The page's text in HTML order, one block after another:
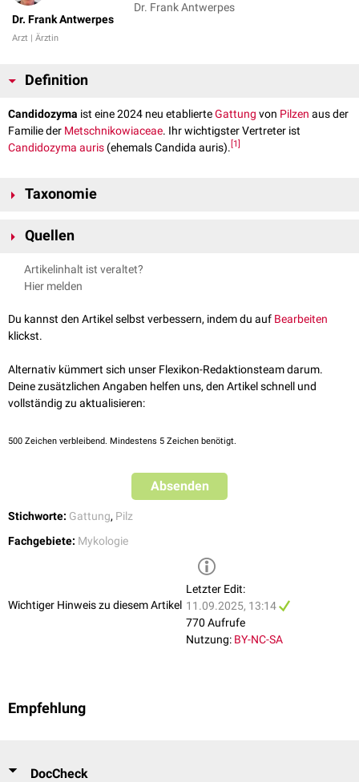
Dr. Frank Antwerpes
Arzt | Ärztin
Dr. Frank Antwerpes
Definition
Candidozyma ist eine 2024 neu etablierteGattung von Pilzen aus der
Familie der Metschnikowiaceae. Ihr wichtigster Vertreter ist
Candidozyma auris (ehemals Candida auris). 1
Taxonomie
Abteilung:
Ordnung:Serinales
Quellen
Liu F, Hu ZD, Zhao XM, Zhao WN, Feng ZX, Yurkov A, Alwasel S,
Boekhout T, Bensch K, Hui FL, Bai FY, Wang QM.
in the Metschnikowiaceae, and proposal of thirteen new genera, fifty-
five new combinations and nine new species
PMID: 39161632; PMCID: PMC11319837.
Artikelinhalt ist veraltet?
Hier melden
Du kannst den Artikel selbst verbessern, indem du auf Bearbeiten
klickst.
Alternativ kümmert sich unser Flexikon-Redaktionsteam darum.
Deine zusätzlichen Angaben helfen uns, den Artikel schnell und
vollständig zu aktualisieren:
500 Zeichen verbleibend. Mindestens 5 Zeichen benötigt.
Absenden
Stichworte: Gattung, Pilz
Fachgebiete: Mykologie
Wichtiger Hinweis zu diesem Artikel
Letzter Edit:
11.09.2025, 13:14
770 Aufrufe
Nutzung: BY-NC-SA
Empfehlung
DocCheck